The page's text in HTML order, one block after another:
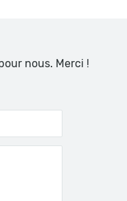
nous. Merci !